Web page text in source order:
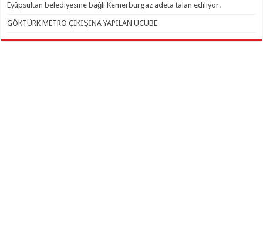
Eyüpsultan belediyesine bağlı Kemerburgaz adeta talan ediliyor.
GÖKTÜRK METRO ÇIKIŞINA YAPILAN UCUBE